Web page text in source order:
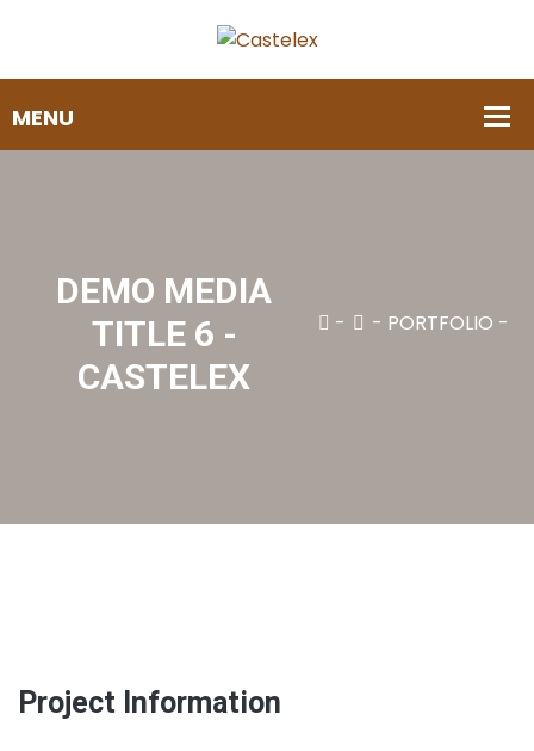
DEMO MEDIA
TITLE 6 -
CASTELEX
- - PORTFOLIO -
Project Information